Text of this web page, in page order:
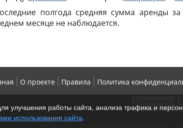
полгода средняя сумма аренды
месяце не наблюдается.
О проекте Правила Политика
улучшения работы сайта, анализа трафика и
использования сайта